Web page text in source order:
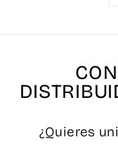
¿Quieres